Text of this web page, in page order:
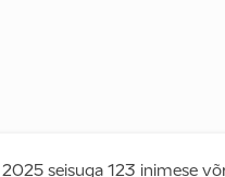
seisuga 123 inimese